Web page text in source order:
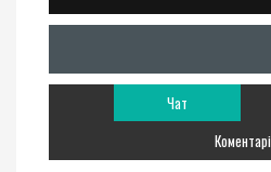
Чат
Коментарі